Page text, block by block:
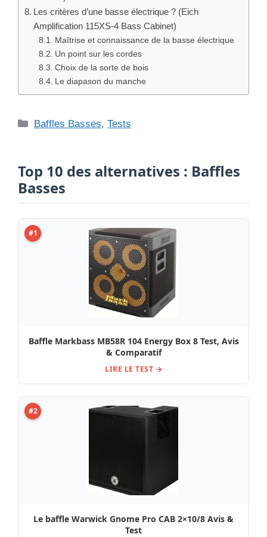
Les critères d’une basse électrique ? (Eich
Amplification 115XS-4 Bass Cabinet)
Maîtrise et connaissance de la basse électrique
Un point sur les cordes
Choix de la sorte de bois
Le diapason du manche
Catégories
Baffles Basses,Tests
Top 10 des alternatives : Baffles
Basses
#1
Baffle Markbass MB58R 104 Energy Box 8 Test, Avis
& Comparatif
LIRE LE TEST →
#2
Le baffle Warwick Gnome Pro CAB 2×10/8 Avis &
Test